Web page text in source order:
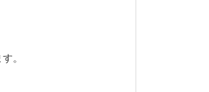
。